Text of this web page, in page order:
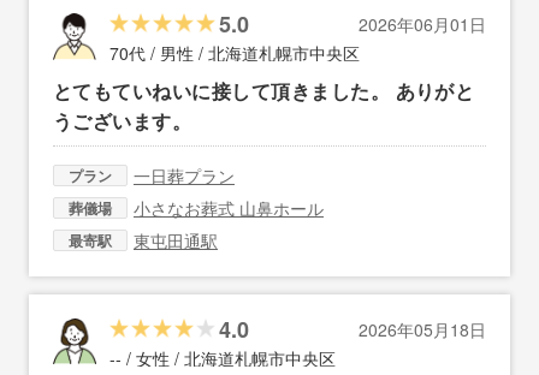
5.0
2026年06月01日
70代 / 男性 / 北海道札幌市中央区
とてもていねいに接して頂きました。 ありがと
うございます。
プラン 一日葬プラン
葬儀場 小さなお葬式 山鼻ホール
最寄駅 東屯田通駅
4.0
2026年05月18日
-- / 女性 / 北海道札幌市中央区